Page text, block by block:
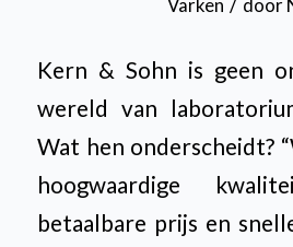
Kern & Sohn is geen
wereld van
Wat hen onderscheidt?
hoogwaardige
betaalbare prijs en